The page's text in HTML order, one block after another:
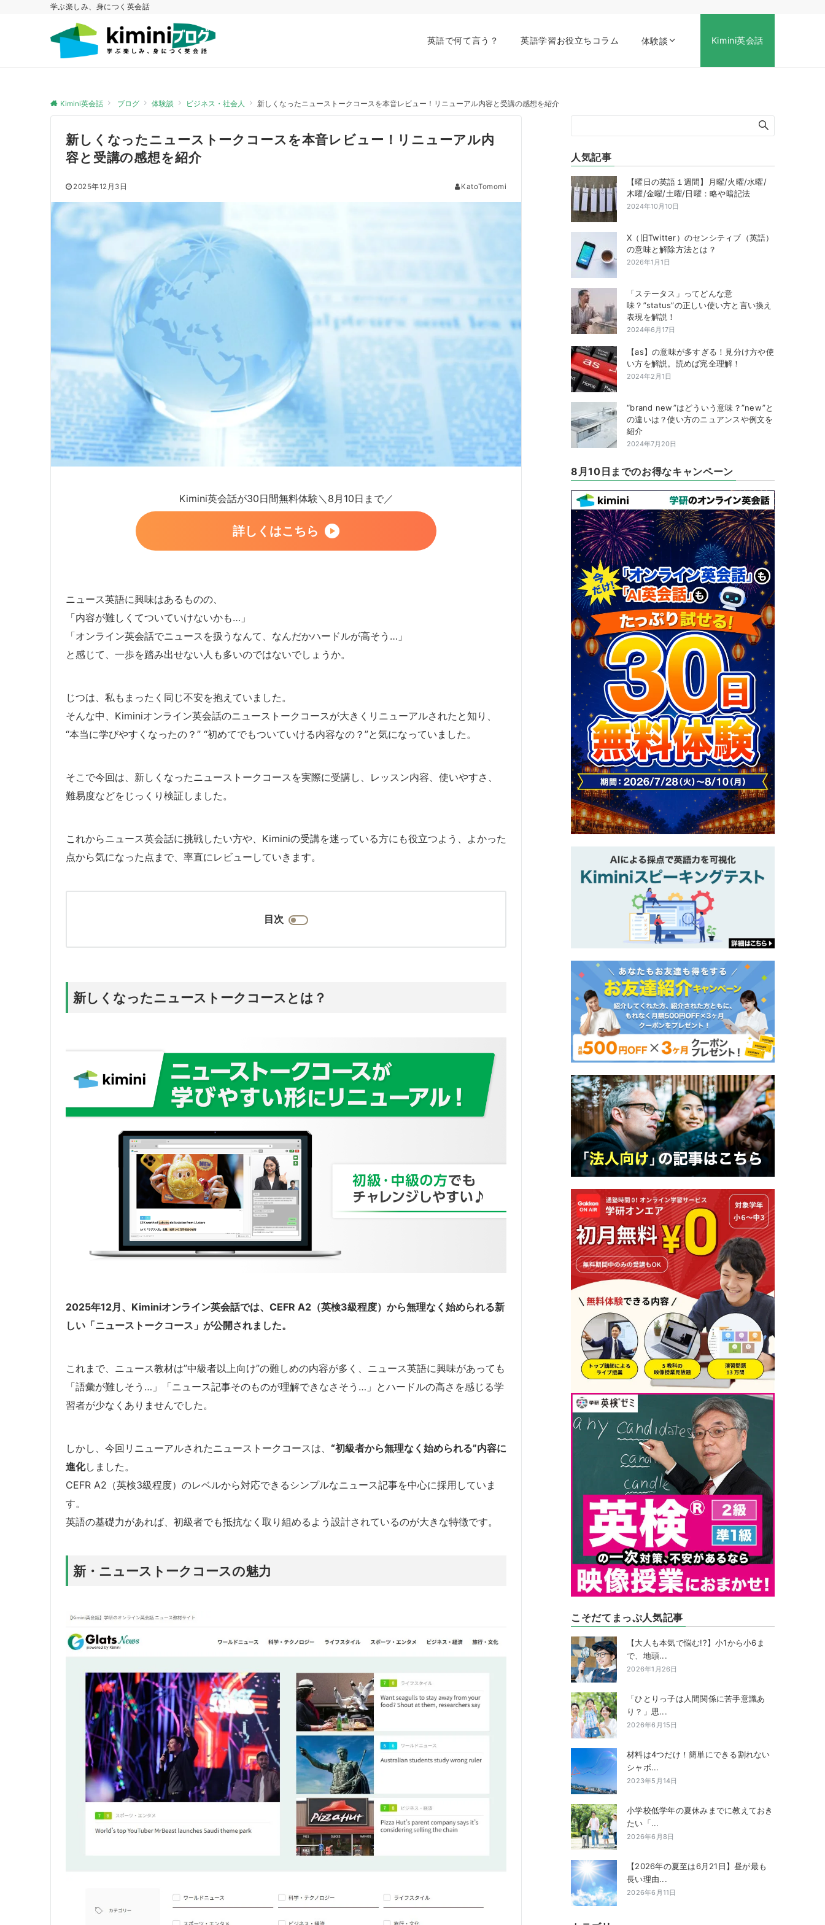
学ぶ楽しみ、身につく英会話
英語で何て言う？ 英語学習お役立ちコラム 体験談 Kimini英会話
Kimini英会話 ブログ 体験談 ビジネス・社会人 新しくなったニューストークコースを本音レビュー！リニューアル内容と受講の感想を紹介
新しくなったニューストークコースを本音レビュー！リニューアル内
容と受講の感想を紹介
2025年12月3日 KatoTomomi
Kimini英会話が30日間無料体験＼8月10日まで／
詳しくはこちら
ニュース英語に興味はあるものの、
「内容が難しくてついていけないかも…」
「オンライン英会話でニュースを扱うなんて、なんだかハードルが高そう…」
と感じて、一歩を踏み出せない人も多いのではないでしょうか。
じつは、私もまったく同じ不安を抱えていました。
そんな中、Kiminiオンライン英会話のニューストークコースが大きくリニューアルされたと知り、
“本当に学びやすくなったの？” “初めてでもついていける内容なの？”と気になっていました。
そこで今回は、新しくなったニューストークコースを実際に受講し、レッスン内容、使いやすさ、
難易度などをじっくり検証しました。
これからニュース英会話に挑戦したい方や、Kiminiの受講を迷っている方にも役立つよう、よかった
点から気になった点まで、率直にレビューしていきます。
目次
新しくなったニューストークコースとは？
2025年12月、Kiminiオンライン英会話では、CEFR A2（英検3級程度）から無理なく始められる新
しい「ニューストークコース」が公開されました。
これまで、ニュース教材は”中級者以上向け”の難しめの内容が多く、ニュース英語に興味があっても
「語彙が難しそう…」「ニュース記事そのものが理解できなさそう…」とハードルの高さを感じる学
習者が少なくありませんでした。
しかし、今回リニューアルされたニューストークコースは、 “初級者から無理なく始められる”内容に
進化しました。
CEFR A2（英検3級程度）のレベルから対応できるシンプルなニュース記事を中心に採用していま
す。
英語の基礎力があれば、初級者でも抵抗なく取り組めるよう設計されているのが大きな特徴です。
新・ニューストークコースの魅力
人気記事
【曜日の英語１週間】月曜/火曜/水曜/
木曜/金曜/土曜/日曜：略や暗記法
2024年10月10日
X（旧Twitter）のセンシティブ（英語）
の意味と解除方法とは？
2026年1月1日
「ステータス」ってどんな意
味？”status”の正しい使い方と言い換え
表現を解説！
2024年6月17日
【as】の意味が多すぎる！見分け方や使
い方を解説。読めば完全理解！
2024年2月1日
“brand new”はどういう意味？”new”と
の違いは？使い方のニュアンスや例文を
紹介
2024年7月20日
8月10日までのお得なキャンペーン
こそだてまっぷ人気記事
【大人も本気で悩む!?】小1から小6ま
で、地頭...
2026年1月26日
「ひとりっ子は人間関係に苦手意識あ
り？」思...
2026年6月15日
材料は4つだけ！簡単にできる割れない
シャボ...
2023年5月14日
小学校低学年の夏休みまでに教えておき
たい「...
2026年6月8日
【2026年の夏至は6月21日】昼が最も
長い理由...
2026年6月11日